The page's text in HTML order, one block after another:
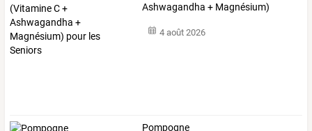
Ashwagandha + Magnésium)
4 août 2026
Pompogne